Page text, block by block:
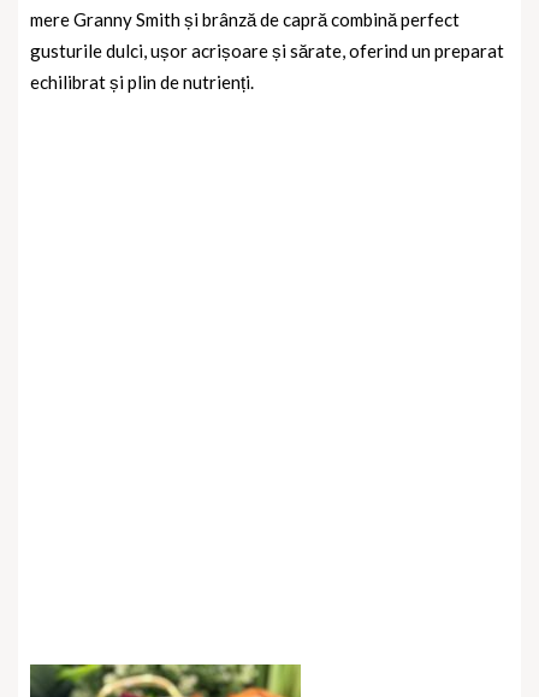
mere Granny Smith și brânză de capră combină perfect
gusturile dulci, ușor acrișoare și sărate, oferind un preparat
echilibrat și plin de nutrienți.